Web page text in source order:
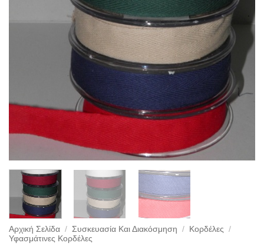
Αρχική Σελίδα / Συσκευασία Και Διακόσμηση / Κορδέλες
/
Υφασμάτινες Κορδέλες